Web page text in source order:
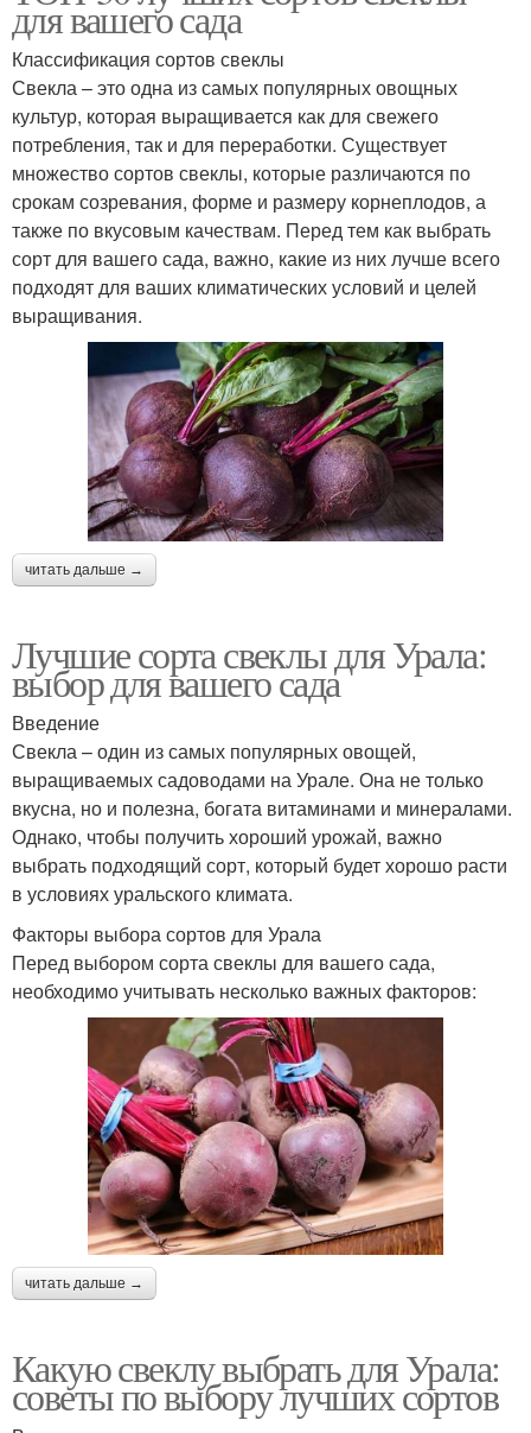
для вашего сада
Классификация сортов свеклы
Свекла – это одна из самых популярных овощных
культур, которая выращивается как для свежего
потребления, так и для переработки. Существует
множество сортов свеклы, которые различаются по
срокам созревания, форме и размеру корнеплодов, а
также по вкусовым качествам. Перед тем как выбрать
сорт для вашего сада, важно, какие из них лучше всего
подходят для ваших климатических условий и целей
выращивания.
читать дальше →
Лучшие сорта свеклы для Урала:
выбор для вашего сада
Введение
Свекла – один из самых популярных овощей,
выращиваемых садоводами на Урале. Она не только
вкусна, но и полезна, богата витаминами и минералами.
Однако, чтобы получить хороший урожай, важно
выбрать подходящий сорт, который будет хорошо расти
в условиях уральского климата.
Факторы выбора сортов для Урала
Перед выбором сорта свеклы для вашего сада,
необходимо учитывать несколько важных факторов:
читать дальше →
Какую свеклу выбрать для Урала:
советы по выбору лучших сортов